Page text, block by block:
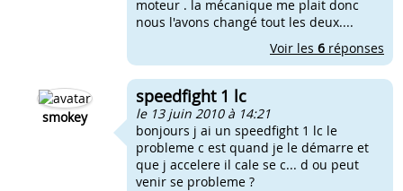
moteur . la mécanique me plait donc
nous l'avons changé tout les deux....
Voir les 6 réponses
smokey
speedfight 1 lc
le 13 juin 2010 à 14:21
bonjours j ai un speedfight 1 lc le
probleme c est quand je le démarre et
que j accelere il cale se c... d ou peut
venir se probleme ?